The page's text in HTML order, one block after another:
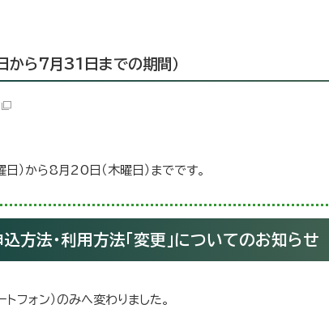
ら7月31日までの期間）
）から8月20日（木曜日）までです。
方法・利用方法「変更」についてのお知らせ
フォン）のみへ変わりました。